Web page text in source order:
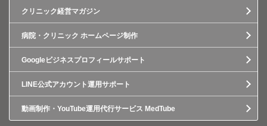
クリニック経営マガジン
病院・クリニック ホームページ制作
Googleビジネスプロフィールサポート
LINE公式アカウント運用サポート
動画制作・YouTube運用代行サービス MedTube